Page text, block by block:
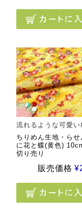
流れるような可愛い
ちりめん生地・らせ
に花と蝶(黄色)
切り売り
販売価格 ¥